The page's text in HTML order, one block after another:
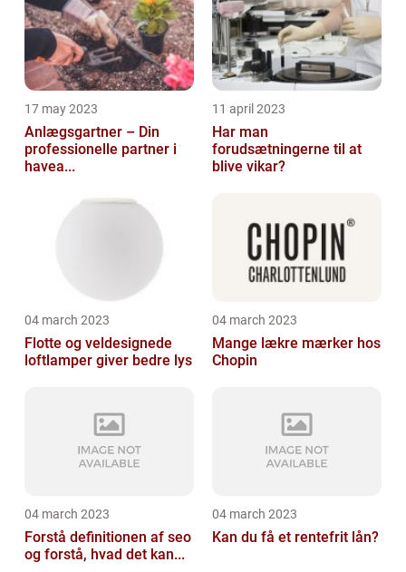
17 may 2023
Anlægsgartner – Din
professionelle partner i
havea...
11 april 2023
Har man
forudsætningerne til at
blive vikar?
04 march 2023
Flotte og veldesignede
loftlamper giver bedre lys
04 march 2023
Mange lækre mærker hos
Chopin
04 march 2023
Forstå definitionen af seo
og forstå, hvad det kan...
04 march 2023
Kan du få et rentefrit lån?